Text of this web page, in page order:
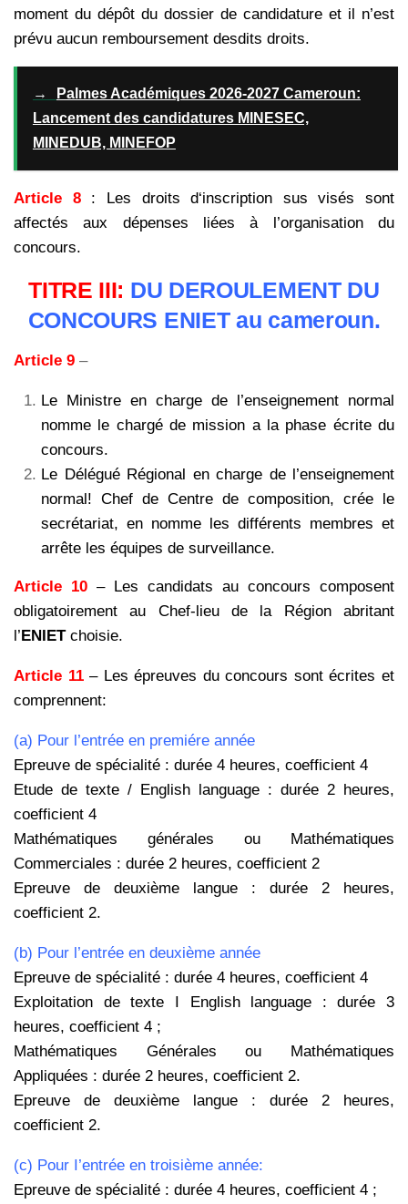
moment du dépôt du dossier de candidature et il n’est
prévu aucun remboursement desdits droits.
→
Palmes Académiques 2026-2027 Cameroun:
Lancement des candidatures MINESEC,
MINEDUB, MINEFOP
Article 8: Les droits d‘inscription sus visés sont
affectés aux dépenses liées à l’organisation du
concours.
TITRE III: DU DEROULEMENT DU
CONCOURS ENIET au cameroun.
Article 9 –
Le Ministre en charge de l’enseignement normal
nomme le chargé de mission a la phase écrite du
concours.
Le Délégué Régional en charge de l’enseignement
normal! Chef de Centre de composition, crée le
secrétariat, en nomme les différents membres et
arrête les équipes de surveillance.
Article 10 – Les candidats au concours composent
obligatoirement au Chef-lieu de la Région abritant
l’ ENIETchoisie.
Article 11– Les épreuves du concours sont écrites et
comprennent:
(a) Pour l’entrée en premiére année
Epreuve de spécialité : durée 4 heures, coefficient 4
Etude de texte / English language : durée 2 heures,
coefficient 4
Mathématiques générales ou Mathématiques
Commerciales : durée 2 heures, coefficient 2
Epreuve de deuxième langue : durée 2 heures,
coefficient 2.
(b) Pour l’entrée en deuxième année
Epreuve de spécialité : durée 4 heures, coefficient 4
Exploitation de texte I English language : durée 3
heures, coefficient 4 ;
Mathématiques Générales ou Mathématiques
Appliquées : durée 2 heures, coefficient 2.
Epreuve de deuxième langue : durée 2 heures,
coefficient 2.
(c) Pour I’entrée en troisième année:
Epreuve de spécialité : durée 4 heures, coefficient 4 ;